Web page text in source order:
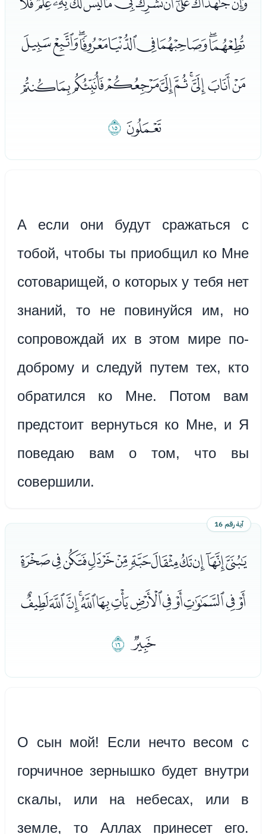
ﮔﮕﮖﮗﮘﮙﮚﮛﮜ
ﮝﮞﮟﮠﮡﮢﮣﮤﮥﮦ
ﮧﮨ
А если они будут сражаться с
тобой, чтобы ты приобщил ко Мне
сотоварищей, о которых у тебя нет
знаний, то не повинуйся им, но
сопровождай их в этом мире по-
доброму и следуй путем тех, кто
обратился ко Мне. Потом вам
предстоит вернуться ко Мне, и Я
поведаю вам о том, что вы
совершили.
آية رقم 16
ﮩﮪﮫﮬﮭﮮﮯﮰﮱﯓﯔ
ﯕﯖﯗﯘﯙﯚﯛﯜﯝﯞﯟﯠﯡ
ﯢﯣ
О сын мой! Если нечто весом с
горчичное зернышко будет внутри
скалы, или на небесах, или в
земле, то Аллах принесет его.